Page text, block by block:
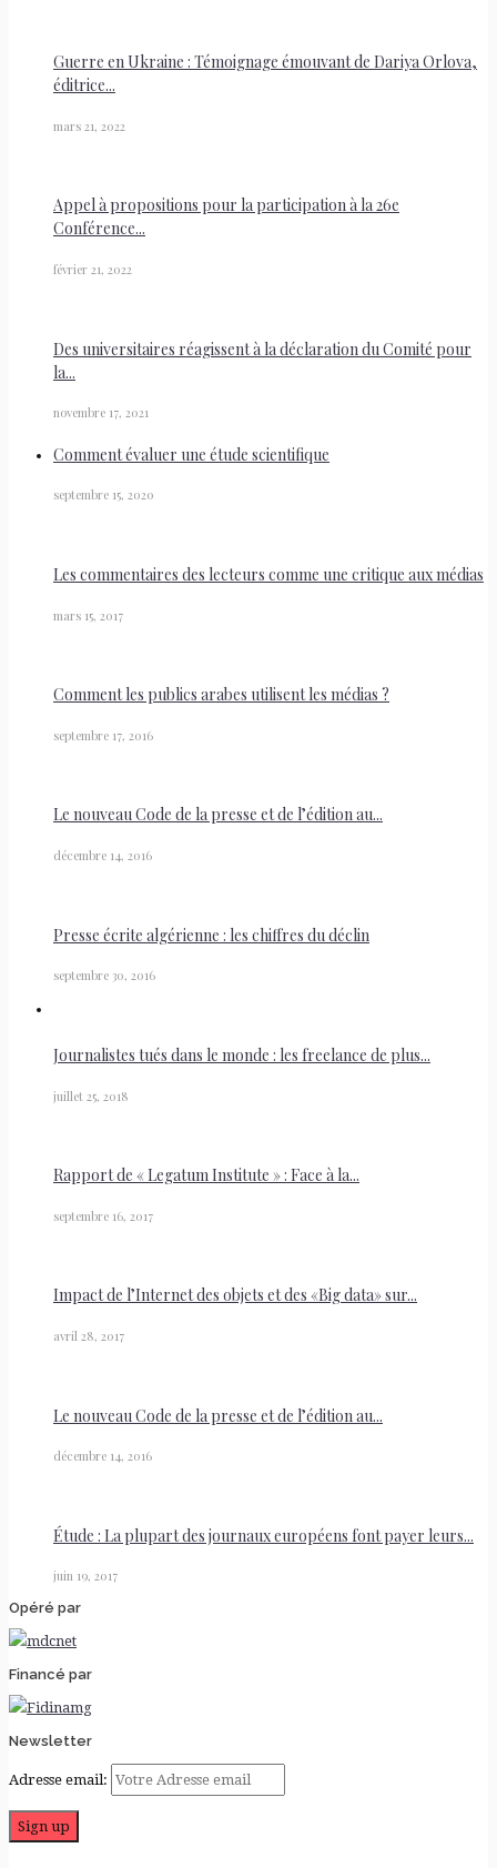
Guerre en Ukraine : Témoignage émouvant de Dariya Orlova,
éditrice...
mars 21, 2022
Appel à propositions pour la participation à la 26e
Conférence...
février 21, 2022
Des universitaires réagissent à la déclaration du Comité pour
la...
novembre 17, 2021
Comment évaluer une étude scientifique
septembre 15, 2020
Les commentaires des lecteurs comme une critique aux médias
mars 15, 2017
Comment les publics arabes utilisent les médias ?
septembre 17, 2016
Le nouveau Code de la presse et de l’édition au...
décembre 14, 2016
Presse écrite algérienne : les chiffres du déclin
septembre 30, 2016
Journalistes tués dans le monde : les freelance de plus...
juillet 25, 2018
Rapport de « Legatum Institute » : Face à la...
septembre 16, 2017
Impact de l’Internet des objets et des «Big data» sur...
avril 28, 2017
Le nouveau Code de la presse et de l’édition au...
décembre 14, 2016
Étude : La plupart des journaux européens font payer leurs...
juin 19, 2017
Opéré par
Financé par
Newsletter
Adresse email: